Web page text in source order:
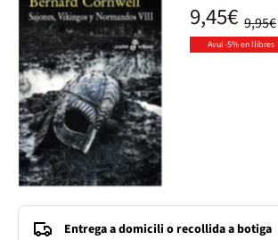
9,95€
9,45€
Avui -5% en llibres
Entrega a domicili o recollida a botiga